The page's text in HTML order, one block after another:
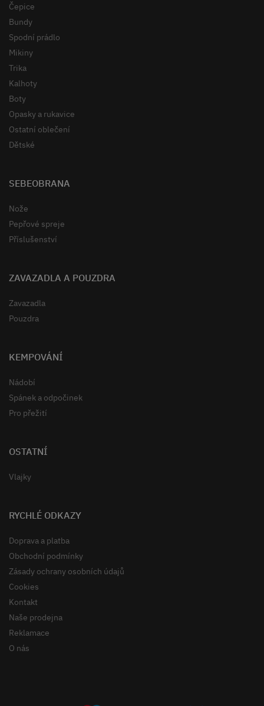
Čepice
Bundy
Spodní prádlo
Mikiny
Trika
Kalhoty
Boty
Opasky a rukavice
Ostatní oblečení
Dětské
SEBEOBRANA
Nože
Pepřové spreje
Příslušenství
ZAVAZADLA A POUZDRA
Zavazadla
Pouzdra
KEMPOVÁNÍ
Nádobí
Spánek a odpočinek
Pro přežití
OSTATNÍ
Vlajky
RYCHLÉ ODKAZY
Doprava a platba
Obchodní podmínky
Zásady ochrany osobních údajů
Cookies
Kontakt
Naše prodejna
Reklamace
O nás